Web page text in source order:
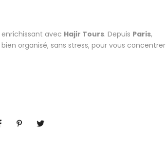
enrichissant avec Hajir Tours. Depuis Paris,
organisé, sans stress, pour vous concentrer